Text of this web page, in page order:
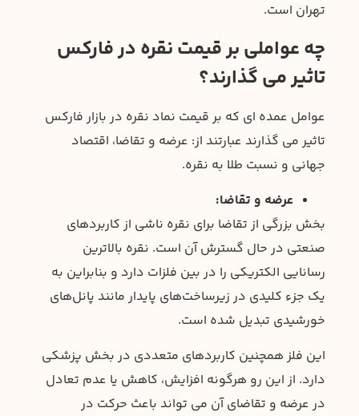
تهران است.
چه عواملی بر قیمت نقره در فارکس
تاثیر می گذارند؟
عوامل عمده ای که بر قیمت نماد نقره در بازار فارکس
تاثیر می گذارند عبارتند از: عرضه و تقاضا، اقتصاد
جهانی و نسبت طلا به نقره.
عرضه و تقاضا:
بخش بزرگی از تقاضا برای نقره ناشی از کاربردهای
صنعتی در حال گسترش آن است. نقره بالاترین
رسانایی الکتریکی را در بین فلزات دارد و بنابراین به
یک جزء کلیدی در زیرساخت‌های پایدار مانند پانل‌های
خورشیدی تبدیل شده است.
این فلز همچنین کاربردهای متعددی در بخش پزشکی
دارد. از این رو هرگونه افزایش، کاهش یا عدم تعادل
در عرضه و تقاضای آن می تواند باعث حرکت در